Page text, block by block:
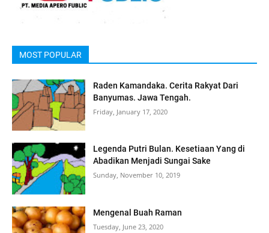
MOST POPULAR
Raden Kamandaka. Cerita Rakyat Dari
Banyumas. Jawa Tengah.
Friday, January 17, 2020
Legenda Putri Bulan. Kesetiaan Yang di
Abadikan Menjadi Sungai Sake
Sunday, November 10, 2019
Mengenal Buah Raman
Tuesday, June 23, 2020